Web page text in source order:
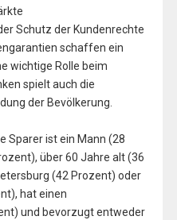
Schutz der Kundenrechte
schaffen ein
wichtige Rolle beim
spielt auch die
der Bevölkerung.
Sparer ist ein Mann (28
über 60 Jahre alt (36
(42 Prozent) oder
hat einen
und bevorzugt entweder